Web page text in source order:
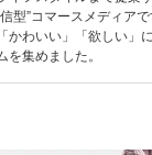
型”コマースメディア
かわいい」「欲しい」
を集めました。